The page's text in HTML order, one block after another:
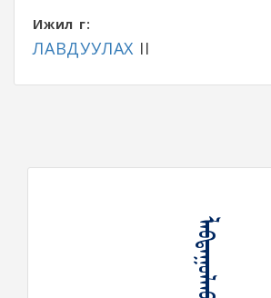
Ижил үг:
ЛАВДУУЛАХ II
ᠯᠠᠪᠳᠠᠭᠤᠯᠬᠤ